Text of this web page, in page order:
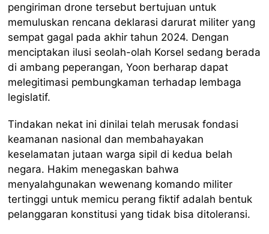
pengiriman drone tersebut bertujuan untuk
memuluskan rencana deklarasi darurat militer yang
sempat gagal pada akhir tahun 2024. Dengan
menciptakan ilusi seolah-olah Korsel sedang berada
di ambang peperangan, Yoon berharap dapat
melegitimasi pembungkaman terhadap lembaga
legislatif.
Tindakan nekat ini dinilai telah merusak fondasi
keamanan nasional dan membahayakan
keselamatan jutaan warga sipil di kedua belah
negara. Hakim menegaskan bahwa
menyalahgunakan wewenang komando militer
tertinggi untuk memicu perang fiktif adalah bentuk
pelanggaran konstitusi yang tidak bisa ditoleransi.